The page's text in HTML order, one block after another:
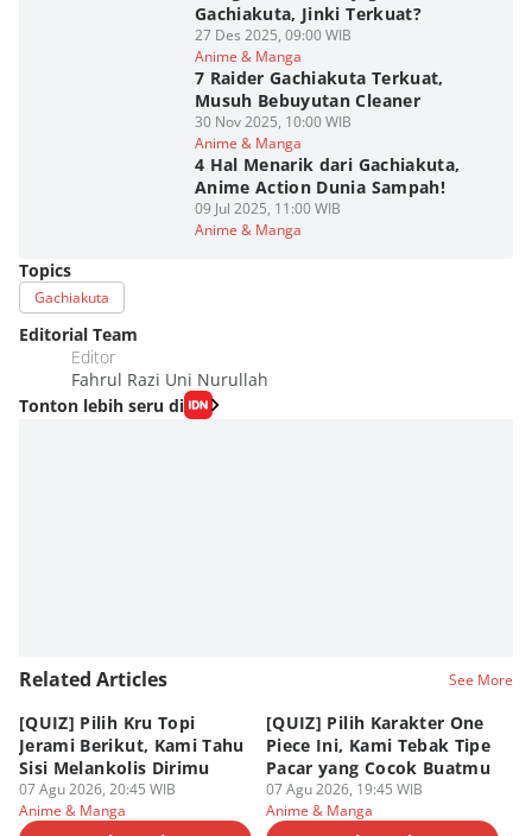
Gachiakuta, Jinki Terkuat?
27 Des 2025, 09:00 WIB
Anime & Manga
7 Raider Gachiakuta Terkuat,
Musuh Bebuyutan Cleaner
30 Nov 2025, 10:00 WIB
Anime & Manga
4 Hal Menarik dari Gachiakuta,
Anime Action Dunia Sampah!
09 Jul 2025, 11:00 WIB
Anime & Manga
Topics
Gachiakuta
Editorial Team
Editor
Fahrul Razi Uni Nurullah
Tonton lebih seru di
Related Articles See More
[QUIZ] Pilih Kru Topi
Jerami Berikut, Kami Tahu
Sisi Melankolis Dirimu
07 Agu 2026, 20:45 WIB
Anime & Manga
[QUIZ] Pilih Karakter One
Piece Ini, Kami Tebak Tipe
Pacar yang Cocok Buatmu
07 Agu 2026, 19:45 WIB
Anime & Manga